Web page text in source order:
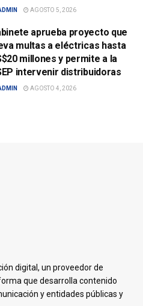
AGOSTO 5, 2026
aprueba proyecto que
multas a eléctricas hasta
millones y permite a la
intervenir distribuidoras
AGOSTO 4, 2026
digital, un proveedor de
que desarrolla contenido
y entidades públicas y